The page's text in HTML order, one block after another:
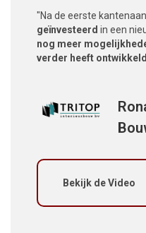
"Na de eerste
geïnvesteerd in een
nog meer
verder heeft
Bekijk de Video